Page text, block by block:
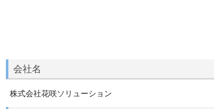
会社名
株式会社花咲ソリューション